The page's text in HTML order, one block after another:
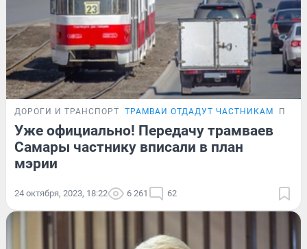
ДОРОГИ И ТРАНСПОРТ ТРАМВАИ ОТДАДУТ ЧАСТНИКАМ
Уже официально! Передачу трамваев
Самары частнику вписали в план
мэрии
24 октября, 2023, 18:22 6 261 62